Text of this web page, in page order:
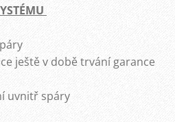
ještě v době trvání garance
uvnitř spáry